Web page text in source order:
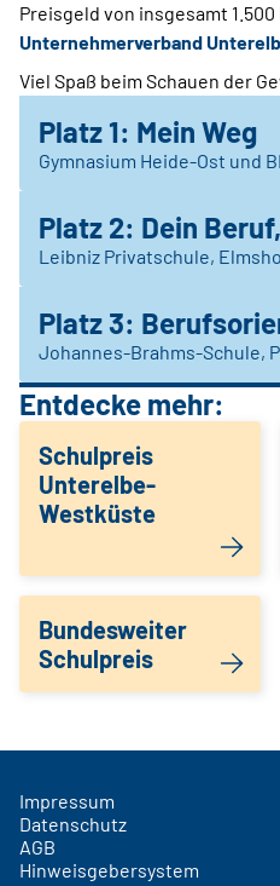
Preisgeld von insgesamt
Unternehmerverband
Viel Spaß beim Schauen der
Platz 1: Mein Weg
Gymnasium Heide-Ost und
Platz 2: Dein
Leibniz Privatschule,
Platz 3:
Johannes-Brahms-Schule,
Entdecke mehr:
Schulpreis
Unterelbe-
Westküste
Bundesweiter
Schulpreis
Impressum
Datenschutz
AGB
Hinweisgebersystem